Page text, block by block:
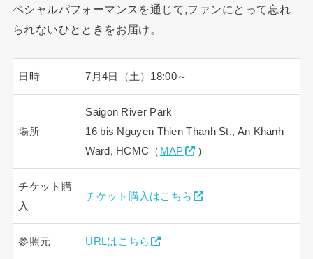
ペシャルパフォーマンスを通じて,ファンにとって忘れ
られないひとときをお届け。
日時 7月4日（土）18:00～
場所
Saigon River Park
16 bis Nguyen Thien Thanh St., An Khanh
Ward, HCMC（ MAP ）
チケット購
入
チケット購入はこちら
参照元 URLはこちら